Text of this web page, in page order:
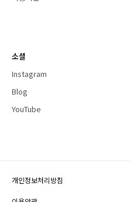
소셜
Instagram
Blog
YouTube
개인정보처리방침
·